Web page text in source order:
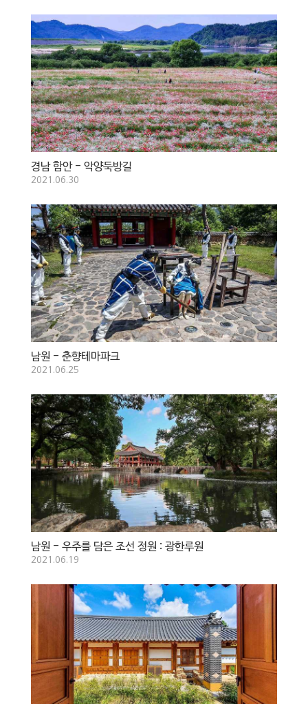
경남 함안 - 악양둑방길
2021.06.30
남원 - 춘향테마파크
2021.06.25
남원 - 우주를 담은 조선 정원 : 광한루원
2021.06.19